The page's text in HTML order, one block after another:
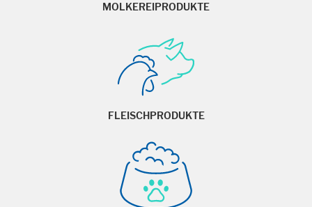
MOLKEREIPRODUKTE
FLEISCHPRODUKTE